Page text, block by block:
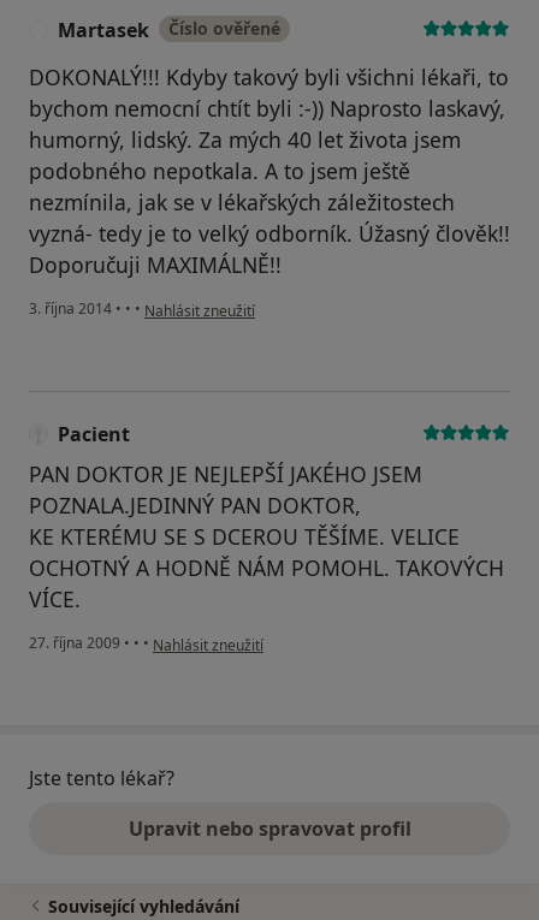
Martasek Číslo ověřené
DOKONALÝ!!! Kdyby takový byli všichni lékaři, to
bychom nemocní chtít byli :-)) Naprosto laskavý,
humorný, lidský. Za mých 40 let života jsem
podobného nepotkala. A to jsem ještě
nezmínila, jak se v lékařských záležitostech
vyzná- tedy je to velký odborník. Úžasný člověk!!
Doporučuji MAXIMÁLNĚ!!
3. října 2014 • • • podle názoru uživatele Martasek
Nahlásit zneužití
Pacient
PAN DOKTOR JE NEJLEPŠÍ JAKÉHO JSEM
POZNALA.JEDINNÝ PAN DOKTOR,
KE KTERÉMU SE S DCEROU TĚŠÍME. VELICE
OCHOTNÝ A HODNĚ NÁM POMOHL. TAKOVÝCH
VÍCE.
27. října 2009 • • • podle názoru uživatele Pacient
Nahlásit zneužití
Jste tento lékař?
Upravit nebo spravovat profil
Související vyhledávání